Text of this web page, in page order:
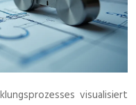
visualisiert